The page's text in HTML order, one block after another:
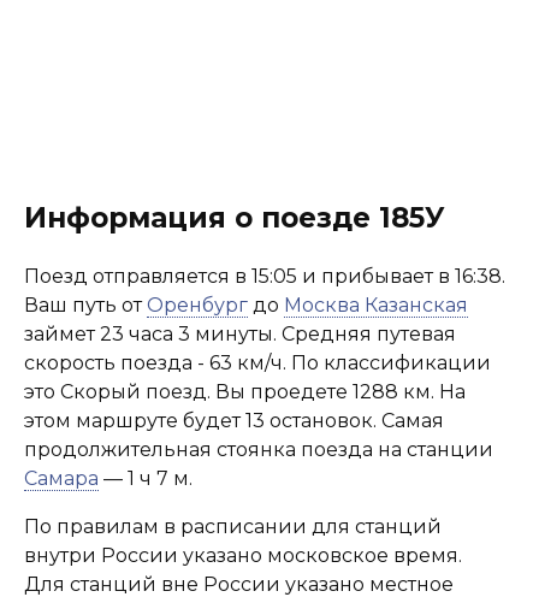
Информация о поезде 185У
Поезд отправляется в 15:05 и прибывает в 16:38.
Ваш путь отОренбург до Москва Казанская
займет 23 часа 3 минуты. Средняя путевая
скорость поезда - 63 км/ч. По классификации
это Скорый поезд. Вы проедете 1288 км. На
этом маршруте будет 13 остановок. Самая
продолжительная стоянка поезда на станции
Самара — 1 ч 7 м.
По правилам в расписании для станций
внутри России указано московское время.
Для станций вне России указано местное